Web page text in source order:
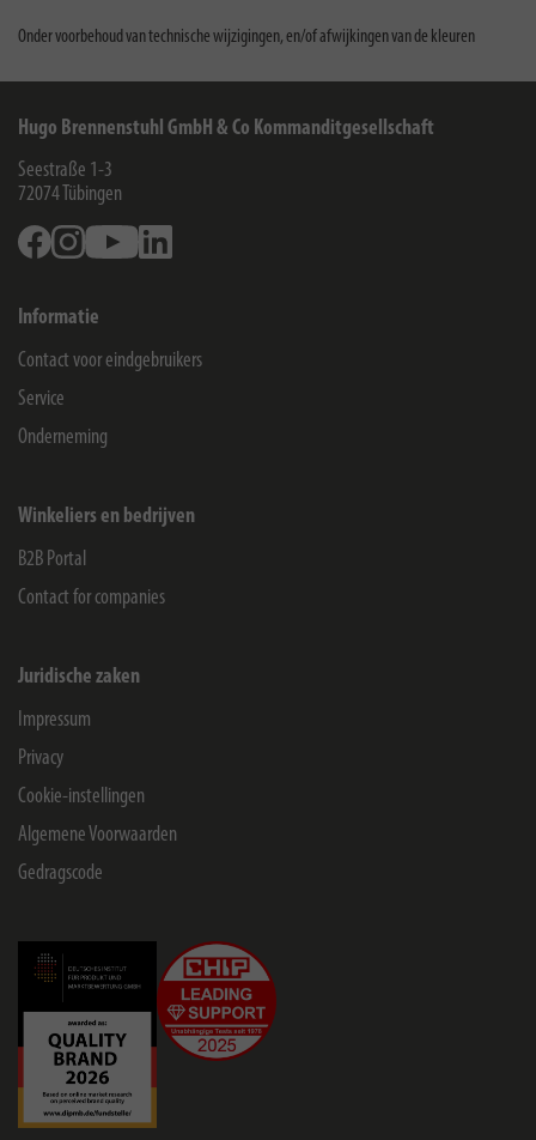
Onder voorbehoud van technische wijzigingen, en/of afwijkingen van de kleuren
Hugo Brennenstuhl GmbH & Co Kommanditgesellschaft
Seestraße 1-3
72074 Tübingen
FacebookInstagramYoutube
Informatie
Contact voor eindgebruikers
Service
Onderneming
Winkeliers en bedrijven
B2B Portal
Contact for companies
Juridische zaken
Impressum
Privacy
Cookie-instellingen
Algemene Voorwaarden
Gedragscode